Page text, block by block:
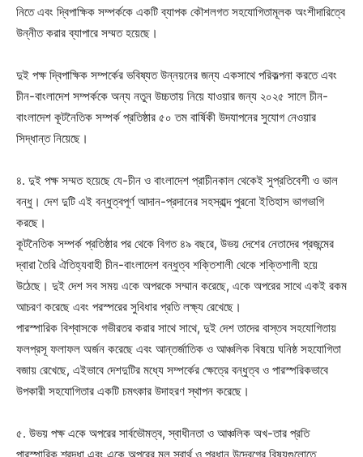
নিতে এবং দ্বিপাক্ষিক সম্পর্ককে একটি ব্যাপক কৌশলগত সহযোগিতামূলক অংশীদারিত্বে
উন্নীত করার ব্যাপারে সম্মত হয়েছে।
দুই পক্ষ দ্বিপাক্ষিক সম্পর্কের ভবিষ্যত উন্নয়নের জন্য একসাথে পরিকল্পনা করতে এবং
চীন-বাংলাদেশ সম্পর্ককে অন্য নতুন উচ্চতায় নিয়ে যাওয়ার জন্য ২০২৫ সালে চীন-
বাংলাদেশ কূটনৈতিক সম্পর্ক প্রতিষ্ঠার ৫০ তম বার্ষিকী উদযাপনের সুযোগ নেওয়ার
সিদ্ধান্ত নিয়েছে।
৪. দুই পক্ষ সম্মত হয়েছে যে-চীন ও বাংলাদেশ প্রাচীনকাল থেকেই সুপ্রতিবেশী ও ভাল
বন্ধু। দেশ দুটি এই বন্ধুত্বপূর্ণ আদান-প্রদানের সহস্রাব্দ পুরনো ইতিহাস ভাগভাগি
করছে।
কূটনৈতিক সম্পর্ক প্রতিষ্ঠার পর থেকে বিগত ৪৯ বছরে, উভয় দেশের নেতাদের প্রজন্মের
দ্বারা তৈরি ঐতিহ্যবাহী চীন-বাংলাদেশ বন্ধুত্ব শক্তিশালী থেকে শক্তিশালী হয়ে
উঠেছে। দুই দেশ সব সময় একে অপরকে সম্মান করেছে, একে অপরের সাথে একই রকম
আচরণ করেছে এবং পরস্পরের সুবিধার প্রতি লক্ষ্য রেখেছে।
পারস্পারিক বিশ্বাসকে গভীরতর করার সাথে সাথে, দুই দেশ তাদের বাস্তব সহযোগিতায়
ফলপ্রসূ ফলাফল অর্জন করেছে এবং আন্তর্জাতিক ও আঞ্চলিক বিষয়ে ঘনিষ্ঠ সহযোগিতা
বজায় রেখেছে, এইভাবে দেশদুটির মধ্যে সম্পর্কের ক্ষেত্রে বন্ধুত্ব ও পারস্পরিকভাবে
উপকারী সহযোগিতার একটি চমৎকার উদাহরণ স্থাপন করেছে।
৫. উভয় পক্ষ একে অপরের সার্বভৌমত্ব, স্বাধীনতা ও আঞ্চলিক অখ-তার প্রতি